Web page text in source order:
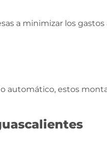
a minimizar los gastos
automático, estos